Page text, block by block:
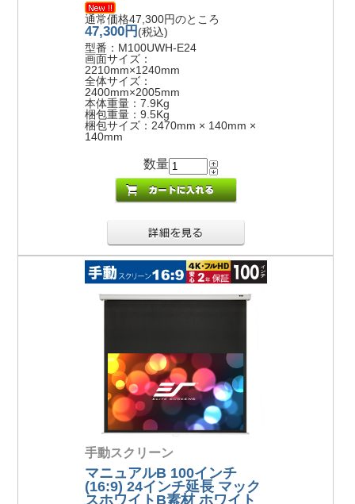
通常価格47,300円のところ
47,300円 (税込)
型番：M100UWH-E24
画面サイズ：
2210mm×1240mm
全体サイズ：
2400mm×2005mm
本体重量：7.9Kg
梱包重量：9.5Kg
梱包サイズ：2470mm × 140mm ×
140mm
数量
手動スクリーン
マニュアルB 100インチ
(16:9) 24インチ延長 マック
スホワイトB素材 ホワイト